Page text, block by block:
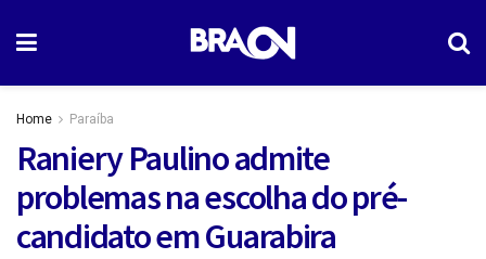
Home Paraíba
Raniery Paulino admite
problemas na escolha do pré-
candidato em Guarabira